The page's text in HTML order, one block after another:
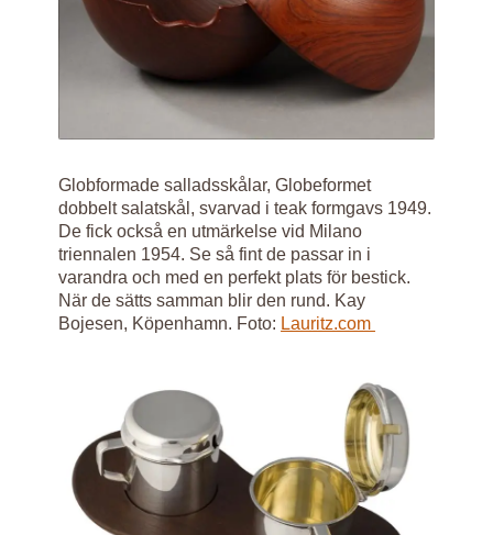
Globformade salladsskålar, Globeformet
dobbelt salatskål, svarvad i teak formgavs 1949.
De fick också en utmärkelse vid Milano
triennalen 1954. Se så fint de passar in i
varandra och med en perfekt plats för bestick.
När de sätts samman blir den rund. Kay
Bojesen, Köpenhamn. Foto: Lauritz.com